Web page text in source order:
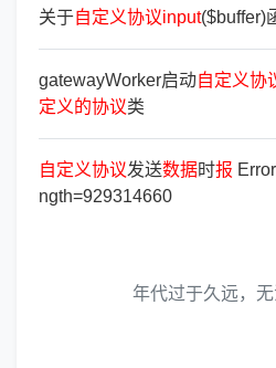
关于自定义协议input($buffer)
gatewayWorker启动自定义协
定义的协议类
自定义协议发送数据时报
ngth=929314660
年代过于久远，